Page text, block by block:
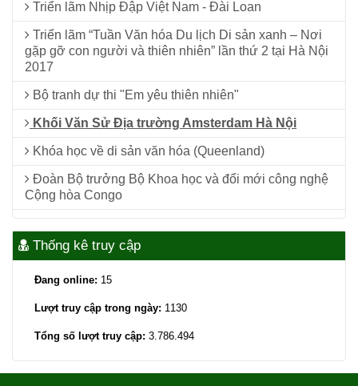
Triển lãm Nhịp Đập Việt Nam - Đài Loan
Triển lãm “Tuần Văn hóa Du lịch Di sản xanh – Nơi
gặp gỡ con người và thiên nhiên” lần thứ 2 tại Hà Nội
2017
Bộ tranh dự thi "Em yêu thiên nhiên"
Khối Văn Sử Địa trường Amsterdam Hà Nội
Khóa học về di sản văn hóa (Queenland)
Đoàn Bộ trưởng Bộ Khoa học và đổi mới công nghệ
Cộng hòa Congo
Thống kê truy cập
Đang online: 15
Lượt truy cập trong ngày: 1130
Tổng số lượt truy cập: 3.786.494